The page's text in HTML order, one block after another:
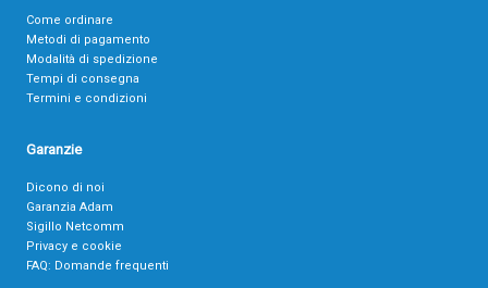
Come ordinare
Metodi di pagamento
Modalità di spedizione
Tempi di consegna
Termini e condizioni
Garanzie
Dicono di noi
Garanzia Adam
Sigillo Netcomm
Privacy e cookie
FAQ: Domande frequenti